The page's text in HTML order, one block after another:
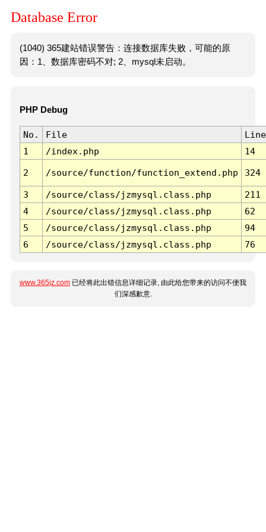
Database Error
(1040) 365建站错误警告：连接数据库失败，可能的原
因：1、数据库密码不对; 2、mysql未启动。
PHP Debug
No. File
Line
1
/index.php 14
2 /source/function/function_extend.php 324
3 /source/class/jzmysql.class.php
211
4
/source/class/jzmysql.class.php
62
5
/source/class/jzmysql.class.php
94
6
/source/class/jzmysql.class.php 76
www.365jz.com 已经将此出错信息详细记录, 由此给您带来的访问不便我
们深感歉意.